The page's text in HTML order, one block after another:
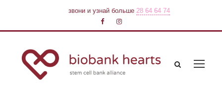
звони и узнай больше28 64 64 74